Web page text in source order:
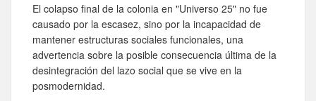
El colapso final de la colonia en "Universo 25" no fue
causado por la escasez, sino por la incapacidad de
mantener estructuras sociales funcionales, una
advertencia sobre la posible consecuencia última de la
desintegración del lazo social que se vive en la
posmodernidad.